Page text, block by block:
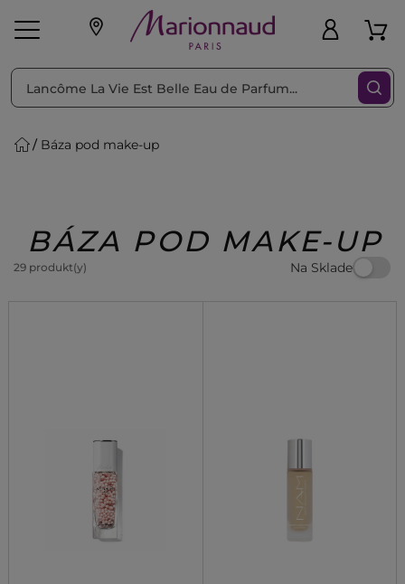
pleť Líčenie
Exkluzivity Beauty
Báza pod make-up
BÁZA POD MAKE-UP
29 produkt(y) Na Sklade
Triediť podľa Filtrovať